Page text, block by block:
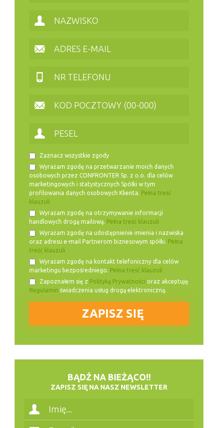
Zaznacz wszystkie zgody
Wyrażam zgodę na przetwarzanie moich danych
osobowych przez CONFRONTER Sp. z o.o. dla celów
marketingowych i statystycznych Spółki w tym
profilowania danych osobowych Klienta. Pełna treść
klauzuli
Wyrażam zgodę na otrzymywanie informacji
handlowych drogą mailową. Pełna treść klauzuli
Wyrażam zgodę na udostępnienie imienia i nazwiska
oraz adresu e-mail Partnerom biznesowym spółki. Pełna
treść klauzuli
Wyrażam zgodę na kontakt telefoniczny dla celów
marketingu bezpośredniego. Pełna treść klauzuli
Zapoznałem się z Polityką Prywatności oraz akceptuję
Regulamin świadczenia usług drogą elektroniczną.
BĄDŹ NA BIEŻĄCO!!
ZAPISZ SIĘ NA NASZ NEWSLETTER